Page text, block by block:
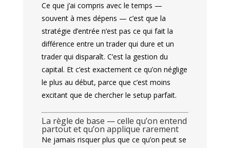
Ce que j’ai compris avec le temps —
souvent à mes dépens — c’est que la
stratégie d’entrée n’est pas ce qui fait la
différence entre un trader qui dure et un
trader qui disparaît. C’est la gestion du
capital. Et c’est exactement ce qu’on néglige
le plus au début, parce que c’est moins
excitant que de chercher le setup parfait.
La règle de base — celle qu’on entend
partout et qu’on applique rarement
Ne jamais risquer plus que ce qu’on peut se